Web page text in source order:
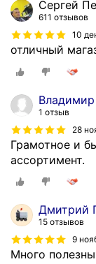
Сергей
611 отзывов
10
отличный
1 отзыв
28
Грамотное и
ассортимент.
Дмитрий
15 отзывов
9
Много